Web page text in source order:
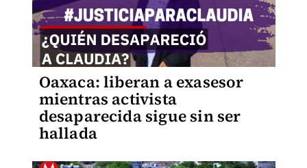
Oaxaca: liberan a exasesor
mientras activista
desaparecida sigue sin ser
hallada